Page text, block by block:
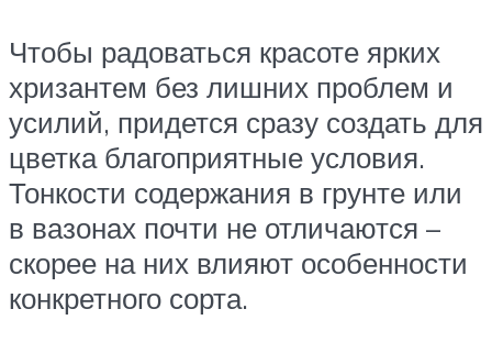
Чтобы радоваться красоте ярких
хризантем без лишних проблем и
усилий, придется сразу создать для
цветка благоприятные условия.
Тонкости содержания в грунте или
в вазонах почти не отличаются –
скорее на них влияют особенности
конкретного сорта.